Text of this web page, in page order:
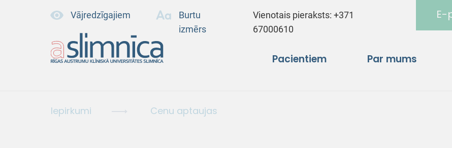
Vājredzīgajiem
Burtu
izmērs
Vienotais pieraksts:+371
67000610
E-
Pacientiem Par mums
Iepirkumi Cenu aptaujas